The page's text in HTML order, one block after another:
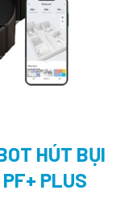
HÚT BỤI
PLUS